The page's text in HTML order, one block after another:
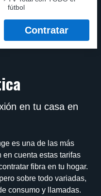
fútbol
Contratar
en tu casa en
es una de las más
en cuenta estas tarifas
fibra en tu hogar.
sobre todo variadas,
consumo y llamadas.